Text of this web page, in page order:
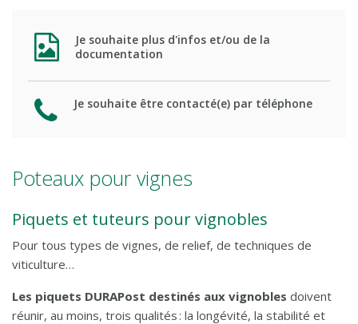
Poteaux pour vignes
Postsaver® protection du bois
Contact
Je souhaite plus d'infos et/ou de la
documentation
Je souhaite être contacté(e) par téléphone
Poteaux pour vignes
Piquets et tuteurs pour vignobles
Pour tous types de vignes, de relief, de techniques de
viticulture…
Les piquets DURAPost destinés aux vignobles doivent
réunir, au moins, trois qualités : la longévité, la stabilité et